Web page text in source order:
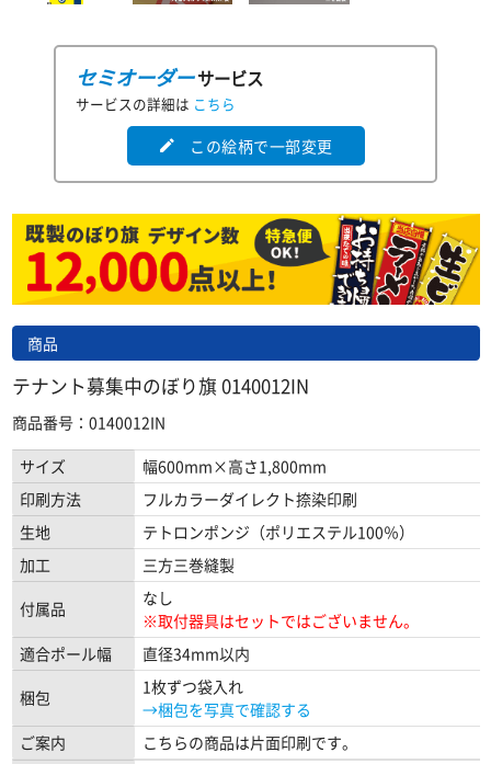
セミオーダーサービス
サービスの詳細は こちら
edit この絵柄で一部変更
商品
テナント募集中のぼり旗 0140012IN
商品番号：0140012IN
サイズ
幅600mm×高さ1,800mm
印刷方法
フルカラーダイレクト捺染印刷
生地
テトロンポンジ（ポリエステル100％）
加工
三方三巻縫製
付属品
なし
※取付器具はセットではございません。
適合ポール幅
直径34mm以内
梱包
1枚ずつ袋入れ
→梱包を写真で確認する
ご案内
こちらの商品は片面印刷です。